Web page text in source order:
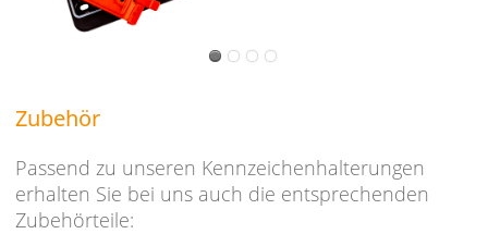
Zubehör
Passend zu unseren Kennzeichenhalterungen
erhalten Sie bei uns auch die entsprechenden
Zubehörteile: